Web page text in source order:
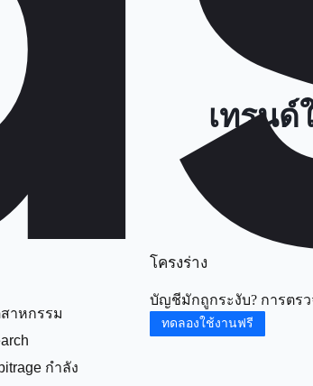
เทรนด์
าหกรรม
กำลัง
โครงร่าง
บัญชีมักถูกระงับ? การตรว
ทดลองใช้งานฟรี